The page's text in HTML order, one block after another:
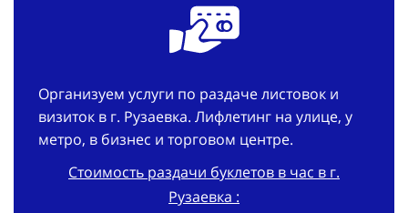
Организуем услуги по раздаче листовок и
визиток в г. Рузаевка. Лифлетинг на улице, у
метро, в бизнес и торговом центре.
Стоимость раздачи буклетов в час в г.
Рузаевка :